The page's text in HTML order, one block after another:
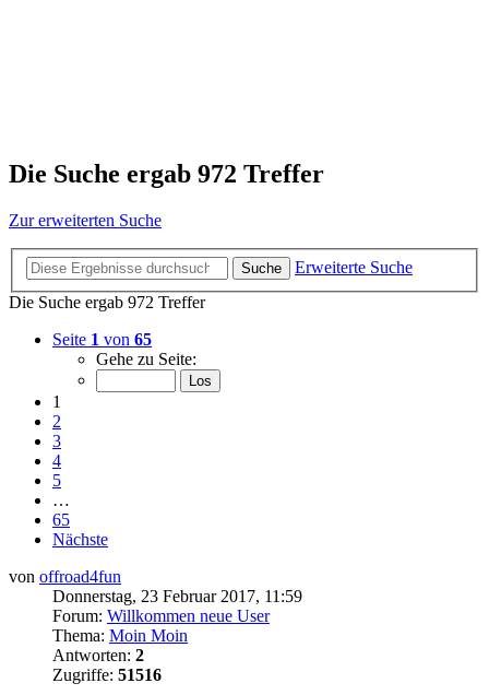
Die Suche ergab 972 Treffer
Zur erweiterten Suche
Suche
Erweiterte Suche
Die Suche ergab 972 Treffer
Seite 1 von 65
Gehe zu Seite:
1
2
3
4
5
…
65
Nächste
von offroad4fun
Donnerstag, 23 Februar 2017, 11:59
Forum: Willkommen neue User
Thema: Moin Moin
Antworten: 2
Zugriffe: 51516